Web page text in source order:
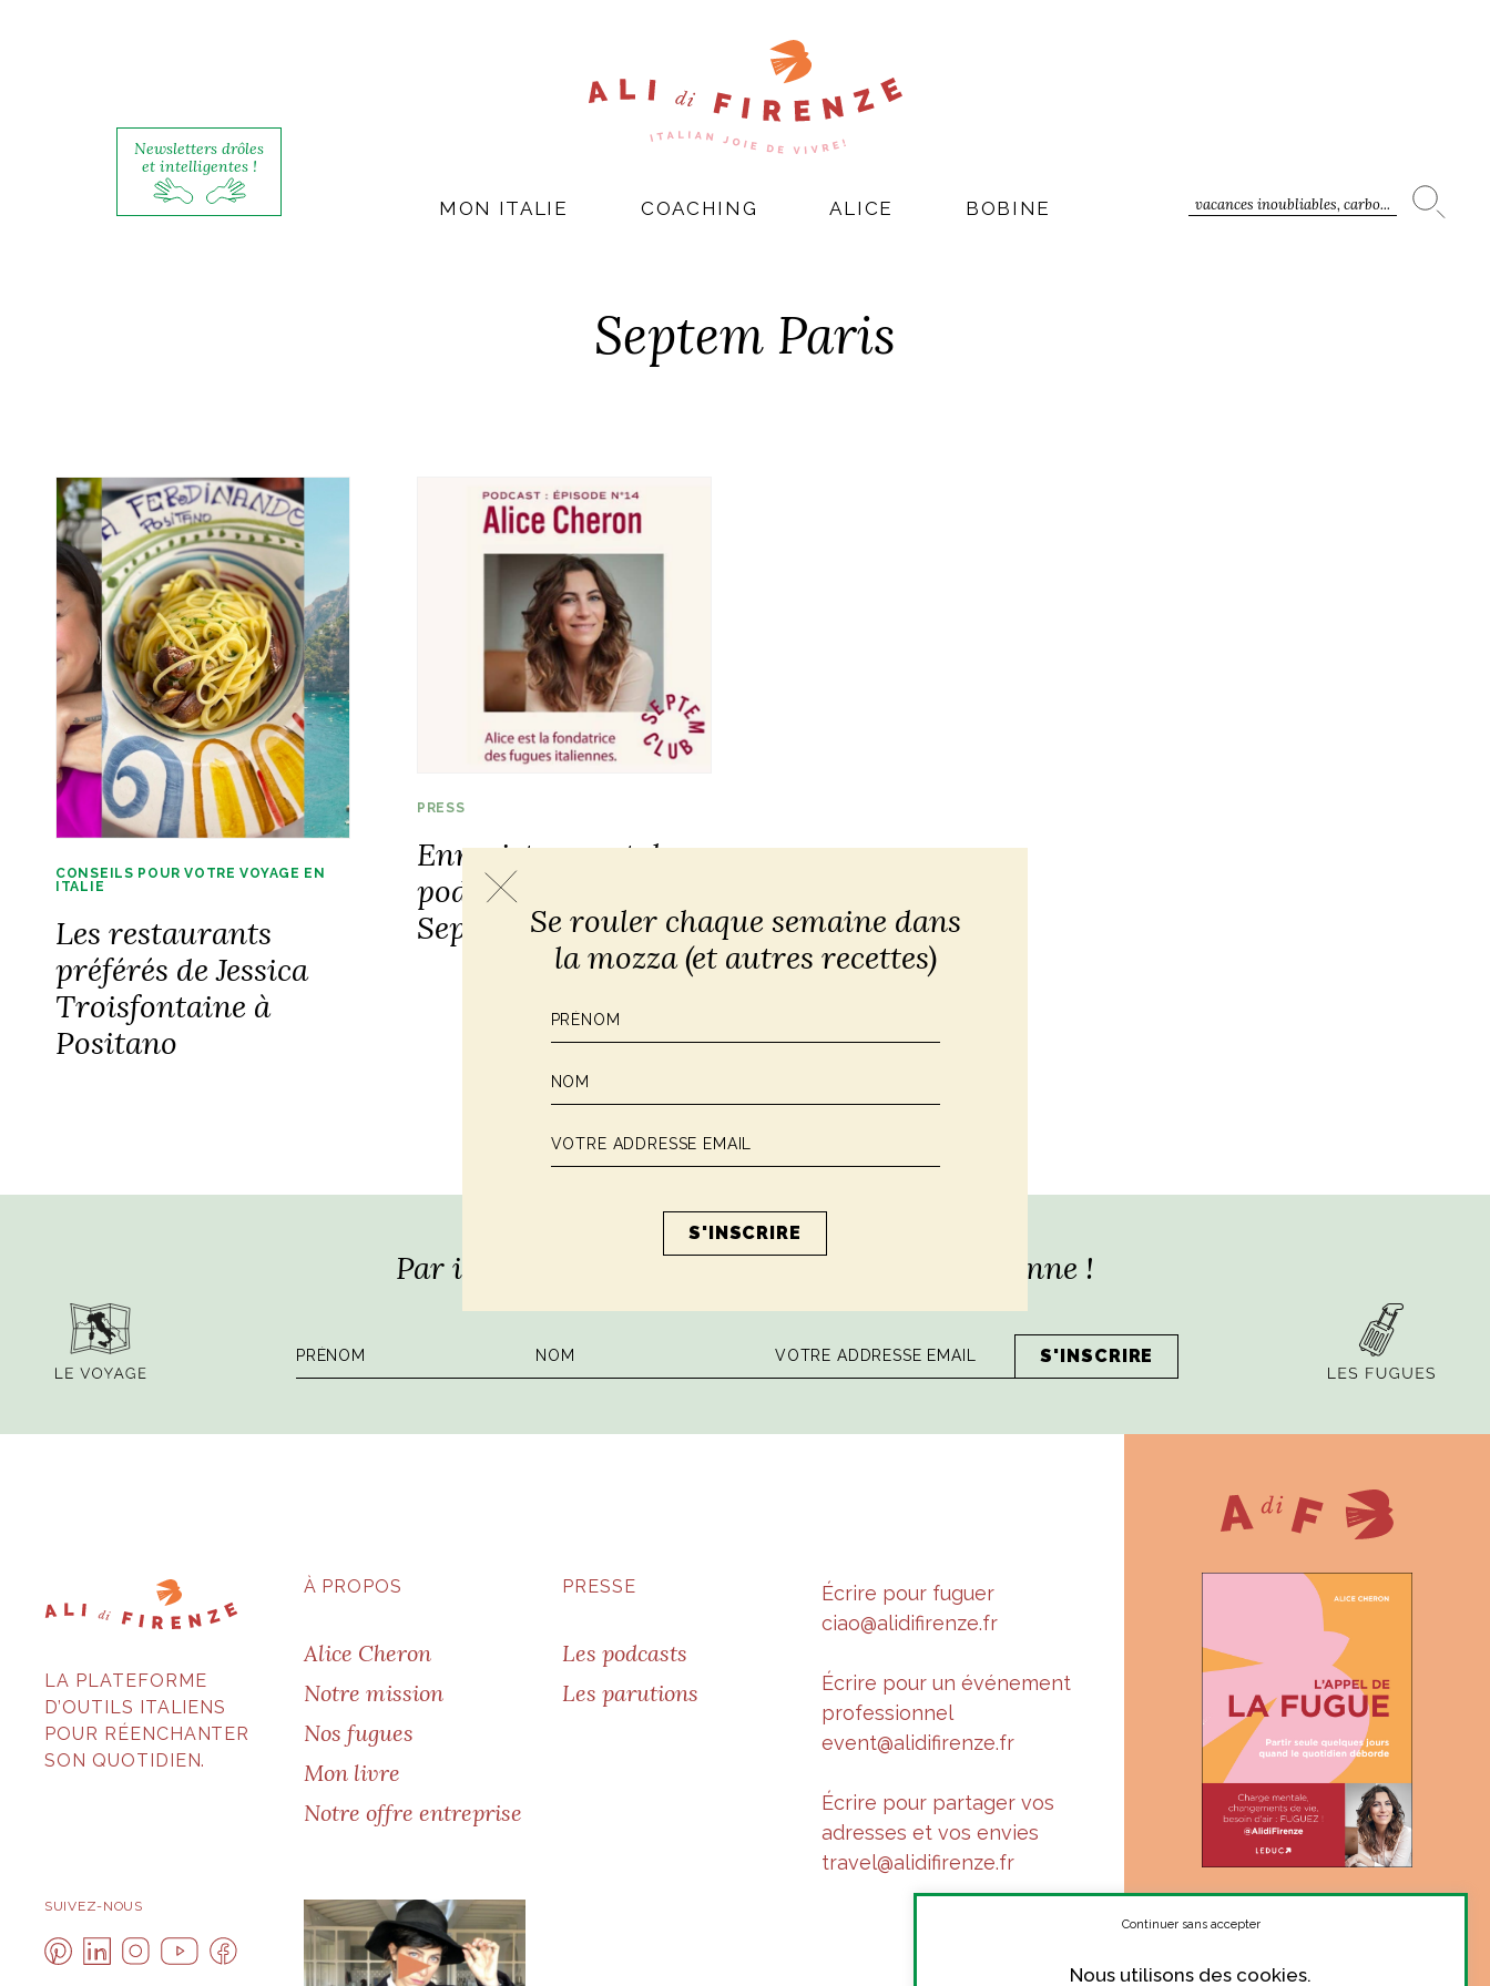
Newsletters drôles
et intelligentes !
vacances inoubliables, carbo...
MON ITALIE COACHING ALICE BOBINE
Septem Paris
CONSEILS POUR VOTRE VOYAGE EN
ITALIE
Les restaurants
préférés de Jessica
Troisfontaine à
Positano
PRESS
Enregistrement de
podcast pour le
Septem Club
Par ici la dose hebdomadaire de sagesse italienne !
LA PLATEFORME
D’OUTILS ITALIENS
POUR RÉENCHANTER
SON QUOTIDIEN.
À PROPOS
Alice Cheron
Notre mission
Nos fugues
Mon livre
Notre offre entreprise
PRESSE
Les podcasts
Les parutions
Écrire pour fuguer
ciao@alidifirenze.fr
Écrire pour un événement
professionnel
event@alidifirenze.fr
Écrire pour partager vos
adresses et vos envies
travel@alidifirenze.fr
SUIVEZ-NOUS
« Suis-je à ma juste place ?
Le ton complice et sincère
Se rouler chaque semaine dans
la mozza (et autres recettes)
Nous utilisons des cookies.
Continuer sans accepter